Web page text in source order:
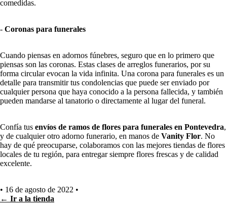
comedidas.
- Coronas para funerales
Cuando piensas en adornos fúnebres, seguro que en lo primero que
piensas son las coronas. Estas clases de arreglos funerarios, por su
forma circular evocan la vida infinita. Una corona para funerales es un
detalle para transmitir tus condolencias que puede ser enviado por
cualquier persona que haya conocido a la persona fallecida, y también
pueden mandarse al tanatorio o directamente al lugar del funeral.
Confía tus envíos de ramos de flores para funerales en Pontevedra,
y de cualquier otro adorno funerario, en manos de Vanity Flor. No
hay de qué preocuparse, colaboramos con las mejores tiendas de flores
locales de tu región, para entregar siempre flores frescas y de calidad
excelente.
• 16 de agosto de 2022 •
← Ir a la tienda